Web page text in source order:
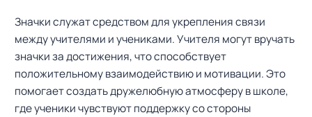
Значки служат средством для укрепления связи
между учителями и учениками. Учителя могут вручать
значки за достижения, что способствует
положительному взаимодействию и мотивации. Это
помогает создать дружелюбную атмосферу в школе,
где ученики чувствуют поддержку со стороны